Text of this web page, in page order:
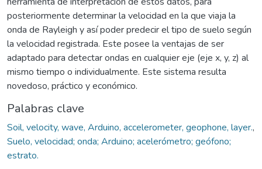
posteriormente determinar la velocidad en la que viaja la
onda de Rayleigh y así poder predecir el tipo de suelo según
la velocidad registrada. Este posee la ventajas de ser
adaptado para detectar ondas en cualquier eje (eje x, y, z) al
mismo tiempo o individualmente. Este sistema resulta
novedoso, práctico y económico.
Palabras clave
Soil, velocity, wave, Arduino, accelerometer, geophone, layer.,
Suelo, velocidad; onda; Arduino; acelerómetro; geófono;
estrato.